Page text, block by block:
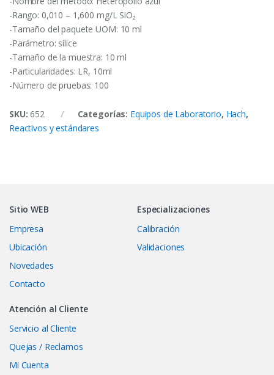
-Rango: 0,010 – 1,600 mg/L SiO₂
-Tamaño del paquete UOM: 10 ml
-Parámetro: sílice
-Tamaño de la muestra: 10 ml
-Particularidades: LR, 10ml
-Número de pruebas: 100
SKU: 652 Categorías: Equipos de Laboratorio, Hach,
Reactivos y estándares
Sitio WEB
Empresa
Ubicación
Novedades
Contacto
Especializaciones
Calibración
Validaciones
Atención al Cliente
Servicio al Cliente
Quejas / Reclamos
Mi Cuenta